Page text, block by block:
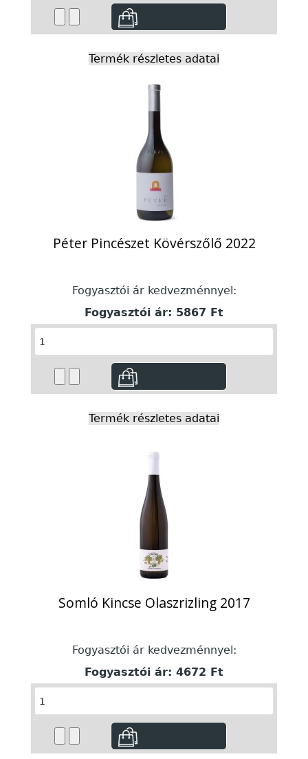
Termék részletes adatai
Péter Pincészet Kövérszőlő 2022
Fogyasztói ár kedvezménnyel:
Fogyasztói ár: 5867 Ft
Termék részletes adatai
Somló Kincse Olaszrizling 2017
Fogyasztói ár kedvezménnyel:
Fogyasztói ár: 4672 Ft